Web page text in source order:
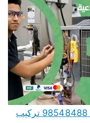
فني تكييف هندي الشويخ الصناعية 98548488 تركيب